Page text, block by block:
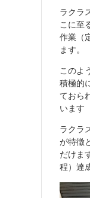
ラクラ
こに至
作業（
ます。
このよ
積極的
ておら
います
ラクラ
が特徴
だけま
程）達